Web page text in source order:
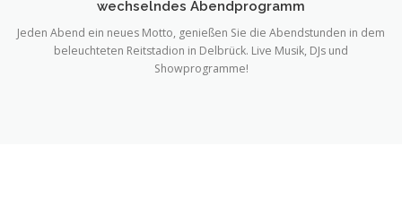
wechselndes Abendprogramm
Jeden Abend ein neues Motto, genießen Sie die Abendstunden in dem
beleuchteten Reitstadion in Delbrück. Live Musik, DJs und
Showprogramme!